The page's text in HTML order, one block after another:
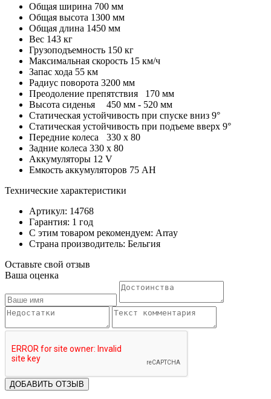
Общая ширина 700 мм
Общая высота 1300 мм
Общая длина 1450 мм
Вес 143 кг
Грузоподъемность 150 кг
Максимальная скорость 15 км/ч
Запас хода 55 км
Радиус поворота 3200 мм
Преодоление препятствия
170 мм
Высота сиденья
450 мм - 520 мм
Статическая устойчивость при спуске вниз 9°
Статическая устойчивость при подъеме вверх 9°
Передние колеса
330 x 80
Задние колеса 330 x 80
Аккумуляторы 12 V
Емкость аккумуляторов 75 AH
Технические характеристики
Артикул: 14768
Гарантия: 1 год
С этим товаром рекомендуем: Array
Страна производитель: Бельгия
Оставьте свой отзыв
Ваша оценка
ДОБАВИТЬ ОТЗЫВ